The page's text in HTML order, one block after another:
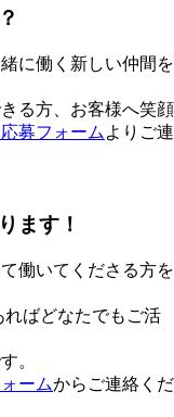
に働く新しい仲間を
る方、お客様へ笑顔
募フォーム よりご連
ます！
働いてくださる方を
ばどなたでもご活
。
ームからご連絡くだ